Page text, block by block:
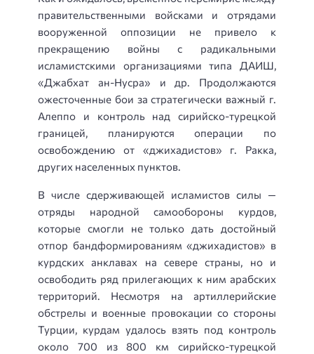
правительственными войсками и отрядами
вооруженной оппозиции не привело к
прекращению войны с радикальными
исламистскими организациями типа ДАИШ,
«Джабхат ан-Нусра» и др. Продолжаются
ожесточенные бои за стратегически важный г.
Алеппо и контроль над сирийско-турецкой
границей, планируются операции по
освобождению от «джихадистов» г. Ракка,
других населенных пунктов.
В числе сдерживающей исламистов силы —
отряды народной самообороны курдов,
которые смогли не только дать достойный
отпор бандформированиям «джихадистов» в
курдских анклавах на севере страны, но и
освободить ряд прилегающих к ним арабских
территорий. Несмотря на артиллерийские
обстрелы и военные провокации со стороны
Турции, курдам удалось взять под контроль
около 700 из 800 км сирийско-турецкой